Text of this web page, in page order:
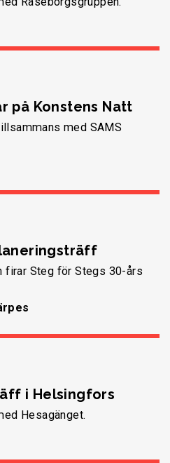
på Konstens Natt
med SAMS
firar Steg för Stegs 30-års
i Helsingfors
Hesagänget.